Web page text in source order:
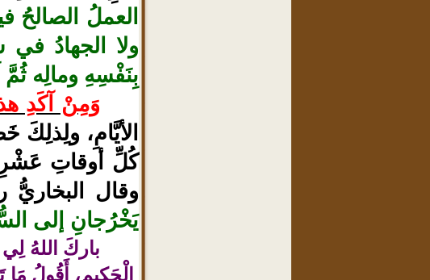
العملُ الصالحُ
ولا الجهادُ في
بِنَفْسِهِ ومالِه
وَمِنْ آكَدِ
الأيَّامِ،
كُلِّ أوقاتِ
وقال
يَخْرُجانِ إلى
باركَ اللهُ
الْحَكِيم، أَقُولُ